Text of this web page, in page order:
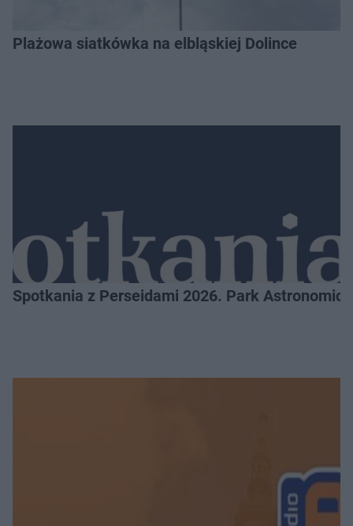
Plażowa siatkówka na elbląskiej Dolince
Spotkania z Perseidami 2026. Park